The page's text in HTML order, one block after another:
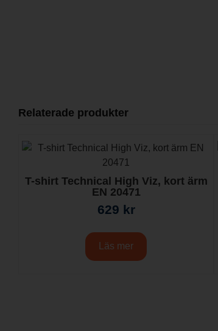
Relaterade produkter
T-shirt Technical High Viz, kort ärm
EN 20471
629 kr
Läs mer